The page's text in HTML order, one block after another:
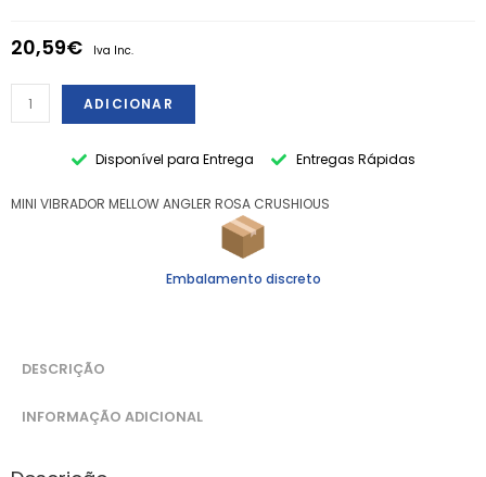
20,59€ Iva Inc.
ADICIONAR
Disponível para Entrega Entregas Rápidas
MINI VIBRADOR MELLOW ANGLER ROSA CRUSHIOUS
Embalamento discreto
DESCRIÇÃO
INFORMAÇÃO ADICIONAL